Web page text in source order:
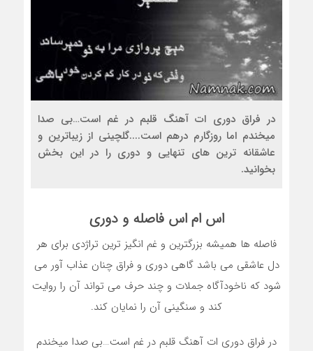
در فراق دوری ات آهنگ قلبم در غم است…بی صدا
میخندم اما روزگارم درهم است....گلچینی از زیباترین و
عاشقانه ترین های تنهایی و دوری را در این بخش
بخوانید.
اس ام اس فاصله و دوری
فاصله ها همیشه بزرگترین و غم انگیز ترین تراژدی برای هر
دل عاشقی می باشد گاهی دوری و فراق چنان عذاب آور می
شود که ناخودآگاه جملات و چند حرف می تواند آن را روایت
کند و سنگینی آن را نمایان کند.
در فراق دوری ات آهنگ قلبم در غم است…بی صدا میخندم